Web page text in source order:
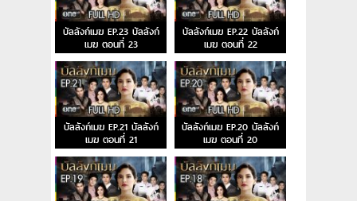
บัลลังก์เมฆ EP.23 บัลลังก์
เมฆ ตอนที่ 23
บัลลังก์เมฆ EP.22 บัลลังก์
เมฆ ตอนที่ 22
บัลลังก์เมฆ EP.21 บัลลังก์
เมฆ ตอนที่ 21
บัลลังก์เมฆ EP.20 บัลลังก์
เมฆ ตอนที่ 20